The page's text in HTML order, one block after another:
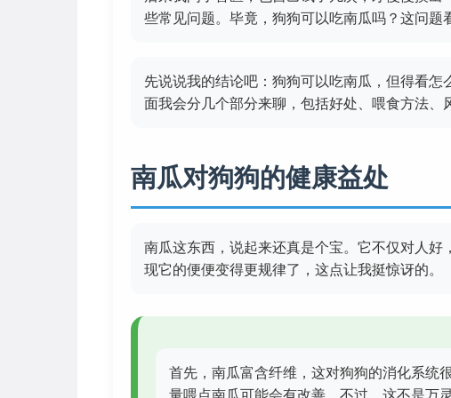
些常见问题。毕竟，狗狗可以吃南瓜吗？这问题
先说说我的结论吧：狗狗可以吃南瓜，但得看
面我会分几个部分来聊，包括好处、喂食方法、
南瓜对狗狗的健康益处
南瓜这东西，说起来还真是个宝。它不仅对人
现它的便便变得更规律了，这点让我挺惊讶的。
首先，南瓜富含纤维，这对狗狗的消化系统
量喂点南瓜可能会有改善。不过，这不是万